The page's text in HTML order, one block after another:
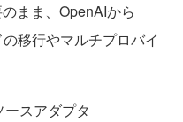
まま、OpenAIから
移行やマルチプロバイ
スアダプタ